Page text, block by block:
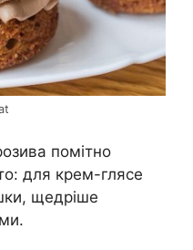
помітно
для крем-глясе
щедріше